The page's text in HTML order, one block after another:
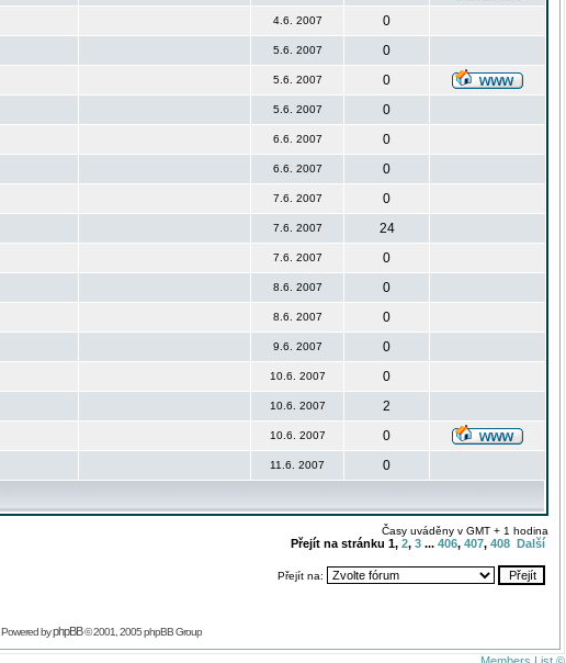
4.6. 2007
0
5.6. 2007
0
5.6. 2007
0
5.6. 2007
0
6.6. 2007
0
6.6. 2007
0
7.6. 2007
0
7.6. 2007
24
7.6. 2007
0
8.6. 2007
0
8.6. 2007
0
9.6. 2007
0
10.6. 2007
0
10.6. 2007
2
10.6. 2007
0
11.6. 2007 0
Časy uváděny v GMT + 1 hodina
Přejít na stránku 1, 2, 3 ... 406, 407, 408 Další
Přejít na:
Powered byphpBB© 2001, 2005 phpBB Group